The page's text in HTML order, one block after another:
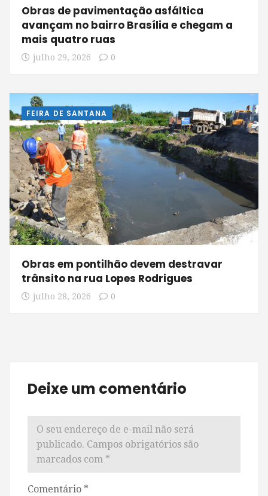
Obras de pavimentação asfáltica
avançam no bairro Brasília e chegam a
mais quatro ruas
julho 29, 2026 0
FEIRA DE SANTANA
Obras em pontilhão devem destravar
trânsito na rua Lopes Rodrigues
julho 28, 2026 0
Deixe um comentário
O seu endereço de e-mail não será
publicado. Campos obrigatórios são
marcados com *
Comentário *